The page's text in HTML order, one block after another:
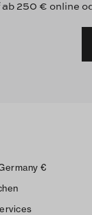
250 € online
€